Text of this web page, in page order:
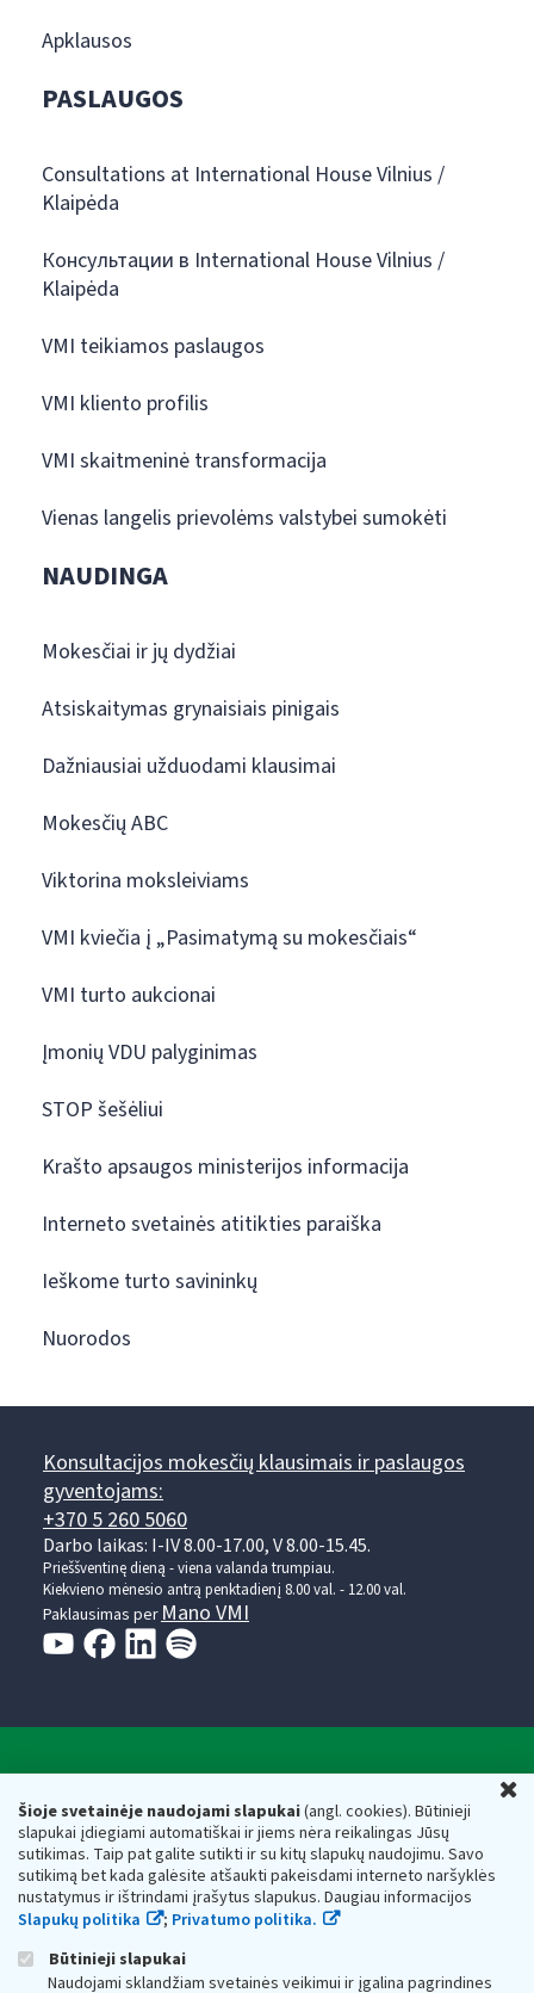
Šioje svetainėje naudojami slapukai(angl. cookies). Būtinieji
slapukai įdiegiami automatiškai ir jiems nėra reikalingas Jūsų
sutikimas. Taip pat galite sutikti ir su kitų slapukų naudojimu. Savo
sutikimą bet kada galėsite atšaukti pakeisdami interneto naršyklės
nustatymus ir ištrindami įrašytus slapukus. Daugiau informacijos
Slapukų politika
; Privatumo politika.
Būtinieji slapukai
Naudojami sklandžiam svetainės veikimui ir įgalina pagrindines
Apklausos
PASLAUGOS
Consultations at International House Vilnius /
Klaipėda
Консультации в International House Vilnius /
Klaipėda
VMI teikiamos paslaugos
VMI kliento profilis
VMI skaitmeninė transformacija
Vienas langelis prievolėms valstybei sumokėti
NAUDINGA
Mokesčiai ir jų dydžiai
Atsiskaitymas grynaisiais pinigais
Dažniausiai užduodami klausimai
Mokesčių ABC
Viktorina moksleiviams
VMI kviečia į „Pasimatymą su mokesčiais“
VMI turto aukcionai
Įmonių VDU palyginimas
STOP šešėliui
Krašto apsaugos ministerijos informacija
Interneto svetainės atitikties paraiška
Ieškome turto savininkų
Nuorodos
Konsultacijos mokesčių klausimais ir paslaugos
gyventojams:
+370 5 260 5060
Darbo laikas: I-IV 8.00-17.00, V 8.00-15.45.
Prieššventinę dieną - viena valanda trumpiau.
Kiekvieno mėnesio antrą penktadienį 8.00 val. - 12.00 val.
Paklausimas per Mano VMI
Respublikos finansų ministerijos
Biudžetinė įstaiga. Juridinio asmens kodas — 188659752,
adresas: Vasario 16-osios g. 14, 01107 Vilnius, Lietuva, el.paštas:
vmi@vmi.lt, E. pristatymo dėžutės adresas 188659752
Duomenys apie Valstybinę mokesčių inspekciją prie Lietuvos
Respublikos finansų ministerijos kaupiami ir saugomi Juridinių